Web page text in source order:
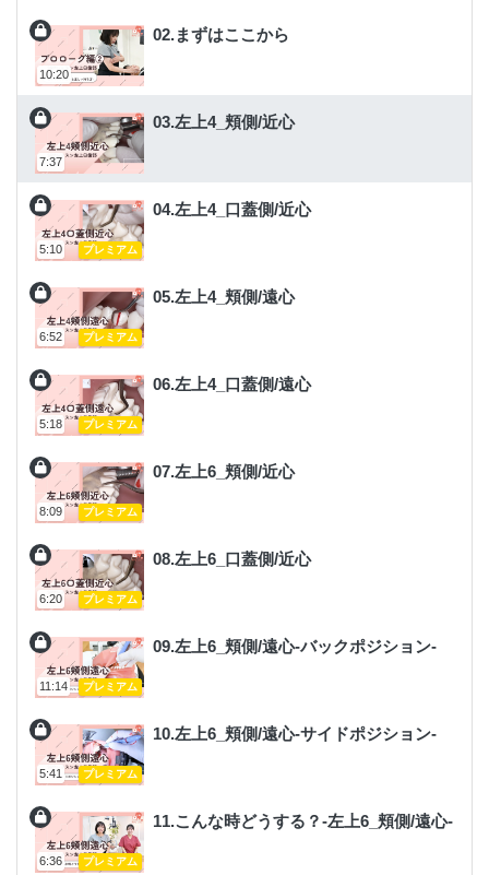
10:20
02.まずはここから
7:37
03.左上4_頬側/近心
5:10 プレミアム
04.左上4_口蓋側/近心
6:52 プレミアム
05.左上4_頬側/遠心
5:18 プレミアム
06.左上4_口蓋側/遠心
8:09 プレミアム
07.左上6_頬側/近心
6:20 プレミアム
08.左上6_口蓋側/近心
11:14 プレミアム
09.左上6_頬側/遠心-バックポジション-
5:41 プレミアム
10.左上6_頬側/遠心-サイドポジション-
6:36 プレミアム
11.こんな時どうする？-左上6_頬側/遠心-